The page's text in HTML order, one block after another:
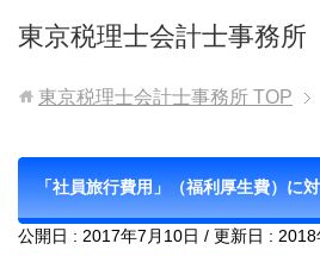
東京税理士会計士事務所
東京税理士会計士事務所 TOP
「社員旅行費用」（福利厚生費）に
公開日 : 2017年7月10日 / 更新日 : 2018